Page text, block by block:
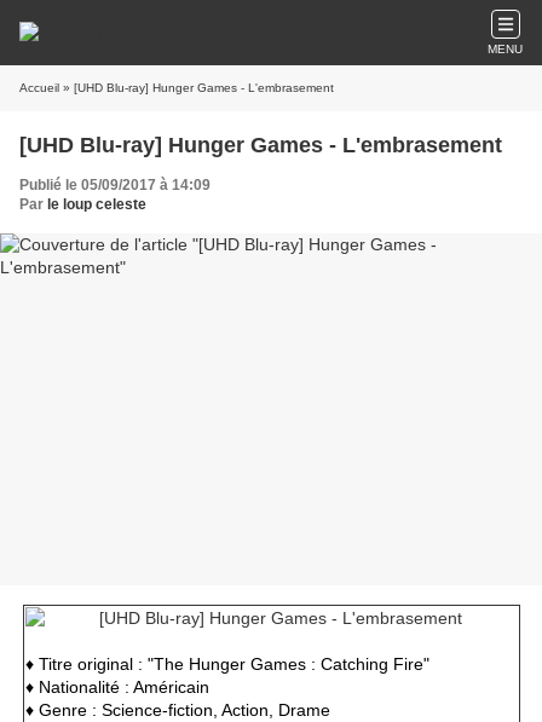
MENU
Accueil » [UHD Blu-ray] Hunger Games - L'embrasement
[UHD Blu-ray] Hunger Games - L'embrasement
Publié le 05/09/2017 à 14:09
Par le loup celeste
♦ Titre original : "The Hunger Games : Catching Fire"
♦ Nationalité : Américain
♦ Genre : Science-fiction, Action, Drame